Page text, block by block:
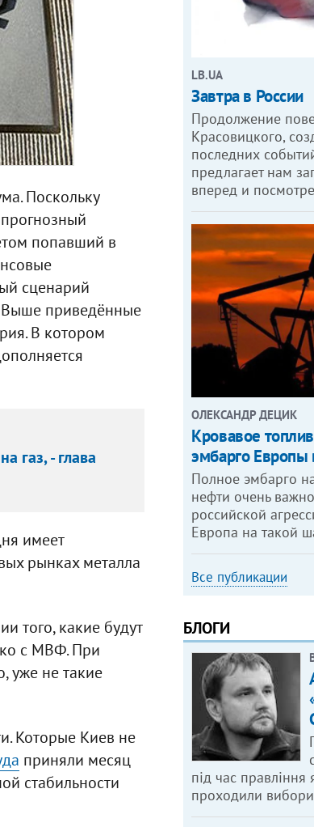
Поскольку
попавший в
сценарий
Выше приведённые
В котором
газ, - глава
имеет
рынках металла
того, какие будут
с МВФ. При
уже не такие
Которые Киев не
приняли месяц
стабильности
LB.UA
Завтра в России
Продолжение
Красовицкого,
последних
предлагает нам
вперед и
ОЛЕКСАНДР ДЕЦИК
Кровавое
эмбарго Европы
Полное эмбарго
нефти очень
российской
Европа на такой
Все публикации
БЛОГИ
під час
проходили